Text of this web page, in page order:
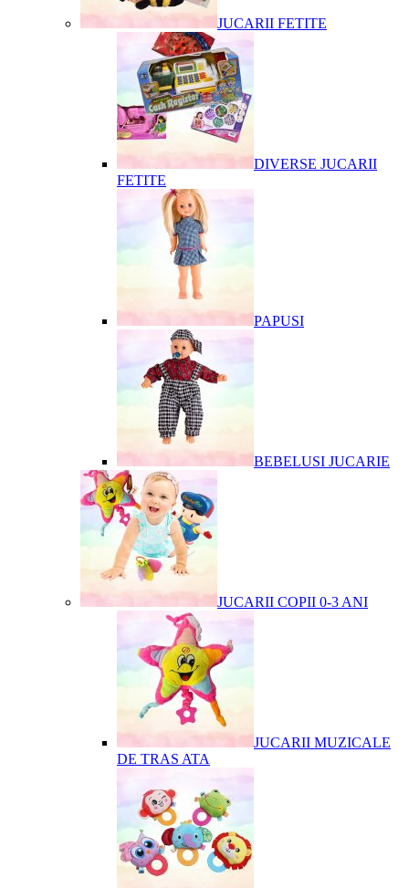
JUCARII FETITE
DIVERSE JUCARII
FETITE
PAPUSI
BEBELUSI JUCARIE
JUCARII COPII 0-3 ANI
JUCARII MUZICALE
DE TRAS ATA